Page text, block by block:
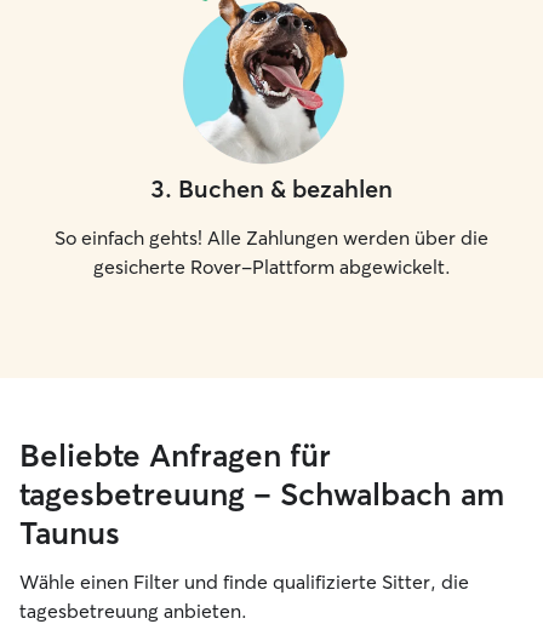
3. Buchen & bezahlen
So einfach gehts! Alle Zahlungen werden über die
gesicherte Rover-Plattform abgewickelt.
Beliebte Anfragen für
tagesbetreuung – Schwalbach am
Taunus
Wähle einen Filter und finde qualifizierte Sitter, die
tagesbetreuung anbieten.